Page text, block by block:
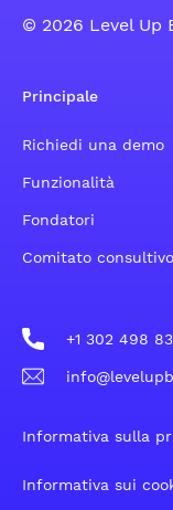
© 2026 Level Up
Principale
Richiedi una demo
Funzionalità
Fondatori
Comitato consultivo
+1 302 498
Informativa sulla
Informativa sui